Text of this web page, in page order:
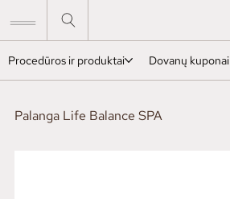
Procedūros ir produktai Dovanų kuponai
Palanga Life Balance SPA